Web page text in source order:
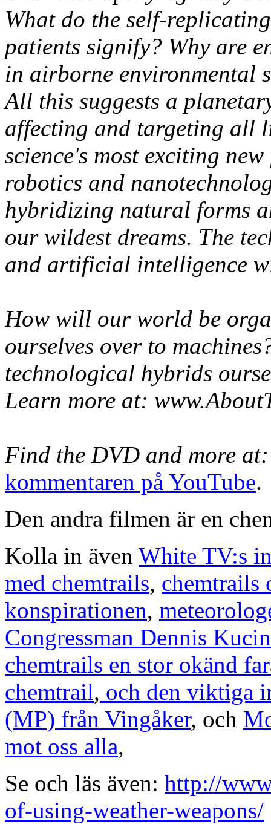
What do the self-
patients signify? Why are
in airborne environmental
All this suggests a
affecting and targeting all
science's most exciting
robotics and
hybridizing natural forms
our wildest dreams. The
and artificial intelligence
How will our world be
ourselves over to
technological hybrids
Learn more at:
Find the DVD and more
kommentaren på YouTube.
Den andra filmen är en
Kolla in även White TV:s
med chemtrails, chemtrails
konspirationen,
Congressman Dennis
chemtrails en stor okänd
chemtrail, och den viktiga
(MP) från Vingåker, och
mot oss alla,
Se och läs även: http://
of-using-weather-weapons/